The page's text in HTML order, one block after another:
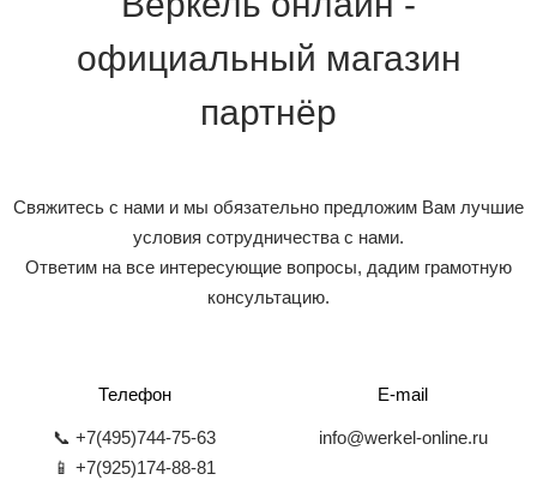
официальный магазин
партнёр
Свяжитесь с нами и мы обязательно предложим Вам лучшие
условия сотрудничества с нами.
Ответим на все интересующие вопросы, дадим грамотную
консультацию.
Телефон
📞 +7(495)744-75-63
📱 +7(925)174-88-81
E-mail
info@werkel-online.ru